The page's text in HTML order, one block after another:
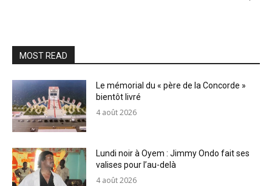
MOST READ
Le mémorial du « père de la Concorde »
bientôt livré
4 août 2026
Lundi noir à Oyem : Jimmy Ondo fait ses
valises pour l’au-delà
4 août 2026